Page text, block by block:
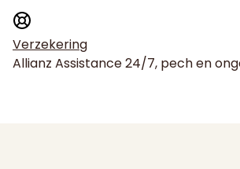
Verzekering
Allianz Assistance 24/7, pech en